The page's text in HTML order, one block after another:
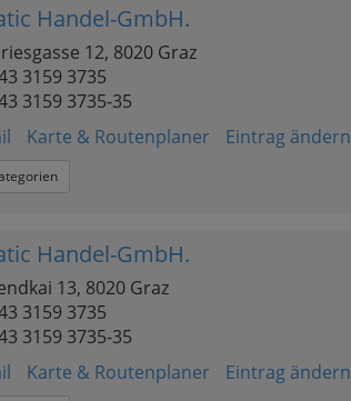
Handel-GmbH.
12, 8020 Graz
3159 3735
3159 3735-35
Karte & Routenplaner Eintrag ändern
Handel-GmbH.
13, 8020 Graz
3159 3735
3159 3735-35
Karte & Routenplaner Eintrag ändern